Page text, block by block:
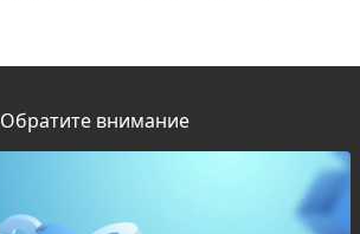
Обратите внимание